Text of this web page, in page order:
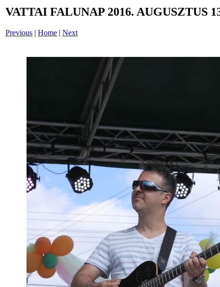
VATTAI FALUNAP 2016. AUGUSZTUS
Previous | Home | Next